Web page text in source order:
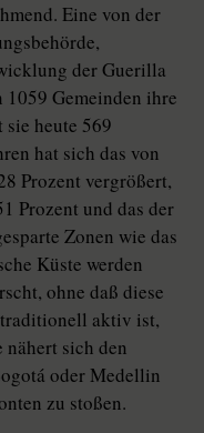
Eine von der
der Guerilla
1059 Gemeinden ihre
sie heute 569
hat sich das von
Prozent vergrößert,
Prozent und das der
Zonen wie das
Küste werden
ohne daß diese
aktiv ist,
nähert sich den
oder Medellin
zu stoßen.